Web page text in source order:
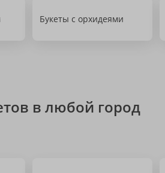
Букеты с орхидеями
в любой город